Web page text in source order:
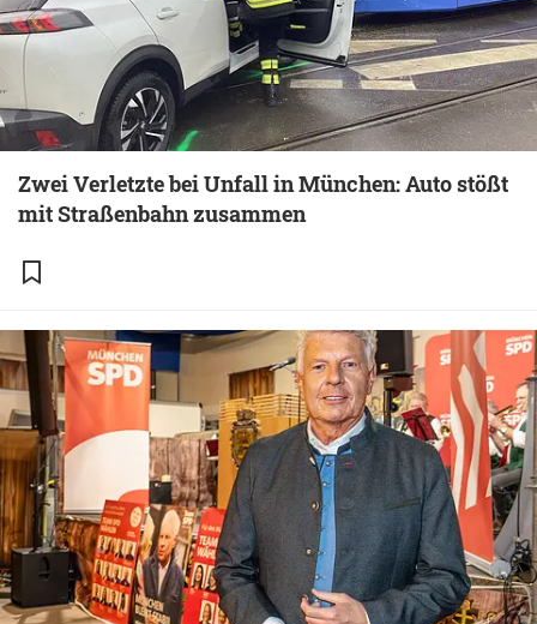
Zwei Verletzte bei Unfall in München: Auto stößt
mit Straßenbahn zusammen